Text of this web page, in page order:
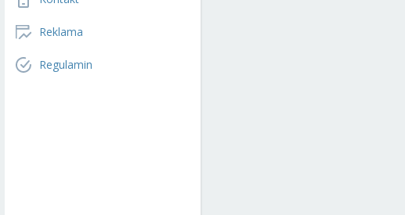
Reklama
Regulamin